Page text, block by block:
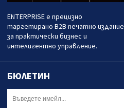
ENTERPRISE е прецизно
таргетирано B2B печатно издание
за практически бизнес и
интелигентно управление.
БЮЛЕТИН